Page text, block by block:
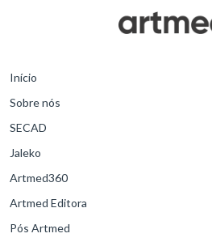
Início
Sobre nós
SECAD
Jaleko
Artmed360
Artmed Editora
Pós Artmed